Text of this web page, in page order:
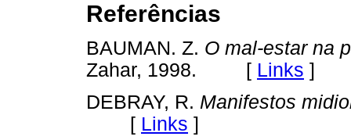
Referências
BAUMAN. Z. O mal-estar na
Zahar, 1998. [ Links ]
DEBRAY, R. Manifestos
[ Links ]